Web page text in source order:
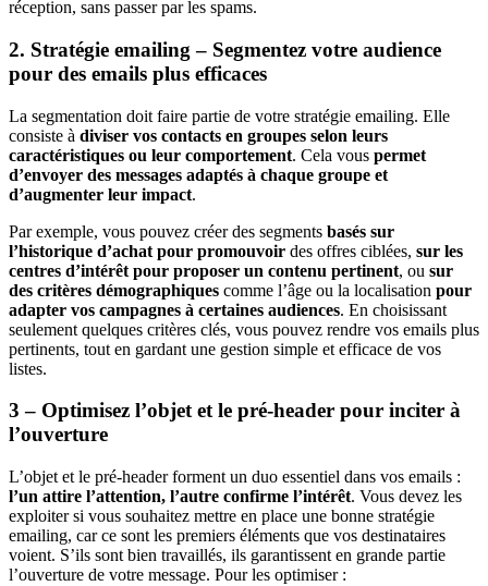
réception, sans passer par les spams.
2. Stratégie emailing – Segmentez votre audience
pour des emails plus efficaces
La segmentation doit faire partie de votre stratégie emailing. Elle
consiste à diviser vos contacts en groupes selon leurs
caractéristiques ou leur comportement. Cela vous permet
d’envoyer des messages adaptés à chaque groupe et
d’augmenter leur impact.
Par exemple, vous pouvez créer des segments basés sur
l’historique d’achat pour promouvoir des offres ciblées, sur les
centres d’intérêt pour proposer un contenu pertinent, ou sur
des critères démographiques comme l’âge ou la localisation pour
adapter vos campagnes à certaines audiences. En choisissant
seulement quelques critères clés, vous pouvez rendre vos emails plus
pertinents, tout en gardant une gestion simple et efficace de vos
listes.
3 – Optimisez l’objet et le pré-header pour inciter à
l’ouverture
L’objet et le pré-header forment un duo essentiel dans vos emails :
l’un attire l’attention, l’autre confirme l’intérêt. Vous devez les
exploiter si vous souhaitez mettre en place une bonne stratégie
emailing, car ce sont les premiers éléments que vos destinataires
voient. S’ils sont bien travaillés, ils garantissent en grande partie
l’ouverture de votre message. Pour les optimiser :